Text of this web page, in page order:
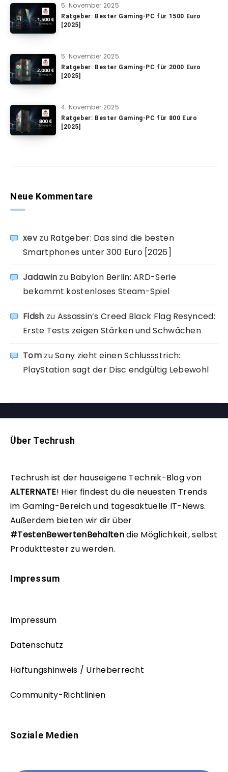
5. November 2025
Ratgeber: Bester Gaming-PC für 1500 Euro
[2025]
5. November 2025
Ratgeber: Bester Gaming-PC für 2000 Euro
[2025]
4. November 2025
Ratgeber: Bester Gaming-PC für 800 Euro
[2025]
Neue Kommentare
xevzu Ratgeber: Das sind die besten
Smartphones unter 300 Euro [2026]
Jadawin zu Babylon Berlin: ARD-Serie
bekommt kostenloses Steam-Spiel
Fidsh zu Assassin’s Creed Black Flag Resynced:
Erste Tests zeigen Stärken und Schwächen
TomzuSony zieht einen Schlussstrich:
PlayStation sagt der Disc endgültig Lebewohl
Über Techrush
Techrush ist der hauseigene Technik-Blog von
ALTERNATE! Hier findest du die neuesten Trends
im Gaming-Bereich und tagesaktuelle IT-News.
Außerdem bieten wir dir über
#TestenBewertenBehaltendie Möglichkeit, selbst
Produkttester zu werden.
Impressum
Impressum
Datenschutz
Haftungshinweis / Urheberrecht
Community-Richtlinien
Soziale Medien